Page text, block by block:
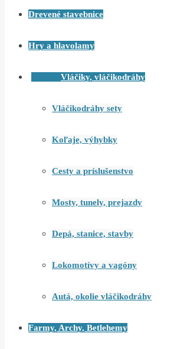
Drevené stavebnice
Hry a hlavolamy
Vláčiky, vláčikodráhy
Vláčikodráhy sety
Koľaje, výhybky
Cesty a príslušenstvo
Mosty, tunely, prejazdy
Depá, stanice, stavby
Lokomotívy a vagóny
Autá, okolie vláčikodráhy
Farmy, Archy, Betlehemy